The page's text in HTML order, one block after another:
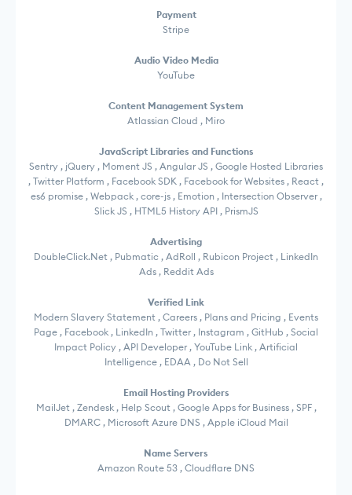
Payment
Stripe
Audio Video Media
YouTube
Content Management System
Atlassian Cloud , Miro
JavaScript Libraries and Functions
Sentry , jQuery , Moment JS , Angular JS , Google Hosted Libraries
, Twitter Platform , Facebook SDK , Facebook for Websites , React ,
es6 promise , Webpack , core-js , Emotion , Intersection Observer ,
Slick JS , HTML5 History API , PrismJS
Advertising
DoubleClick.Net , Pubmatic , AdRoll , Rubicon Project , LinkedIn
Ads , Reddit Ads
Verified Link
Modern Slavery Statement , Careers , Plans and Pricing , Events
Page , Facebook , LinkedIn , Twitter , Instagram , GitHub , Social
Impact Policy , API Developer , YouTube Link , Artificial
Intelligence , EDAA , Do Not Sell
Email Hosting Providers
MailJet , Zendesk , Help Scout , Google Apps for Business , SPF ,
DMARC , Microsoft Azure DNS , Apple iCloud Mail
Name Servers
Amazon Route 53 , Cloudflare DNS